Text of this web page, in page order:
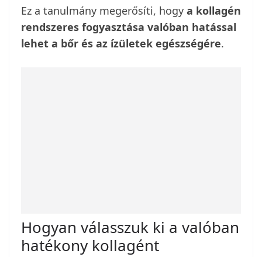
Ez a tanulmány megerősíti, hogy a kollagén
rendszeres fogyasztása valóban hatással
lehet a bőr és az ízületek egészségére.
Hogyan válasszuk ki a valóban
hatékony kollagént